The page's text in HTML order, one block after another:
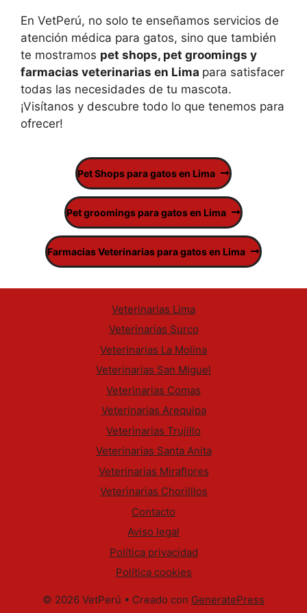
En VetPerú, no solo te enseñamos servicios de
atención médica para gatos, sino que también
te mostramos pet shops, pet groomings y
farmacias veterinarias en Lima para satisfacer
todas las necesidades de tu mascota.
¡Visítanos y descubre todo lo que tenemos para
ofrecer!
Pet Shops para gatos en Lima
Pet groomings para gatos en Lima
Farmacias Veterinarias para gatos en Lima
Veterinarias Lima
Veterinarias Surco
Veterinarias La Molina
Veterinarias San Miguel
Veterinarias Comas
Veterinarias Arequipa
Veterinarias Trujillo
Veterinarias Santa Anita
Veterinarias Miraflores
Veterinarias Chorilllos
Contacto
Aviso legal
Política privacidad
Política cookies
© 2026 VetPerú • Creado con GeneratePress